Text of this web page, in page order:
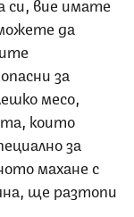
да
за
месо,
които
за
махане с
ще разтопи